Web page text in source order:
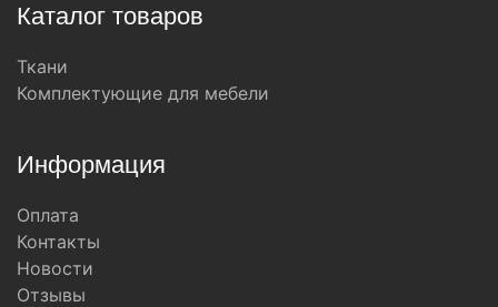
Каталог товаров
Ткани
Комплектующие для мебели
Информация
Оплата
Контакты
Новости
Отзывы